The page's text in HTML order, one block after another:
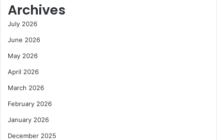
Archives
July 2026
June 2026
May 2026
April 2026
March 2026
February 2026
January 2026
December 2025